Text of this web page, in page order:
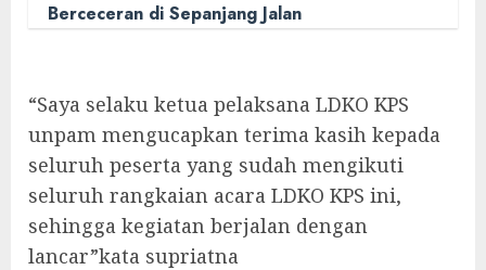
Berceceran di Sepanjang Jalan
“Saya selaku ketua pelaksana LDKO KPS
unpam mengucapkan terima kasih kepada
seluruh peserta yang sudah mengikuti
seluruh rangkaian acara LDKO KPS ini,
sehingga kegiatan berjalan dengan
lancar”kata supriatna